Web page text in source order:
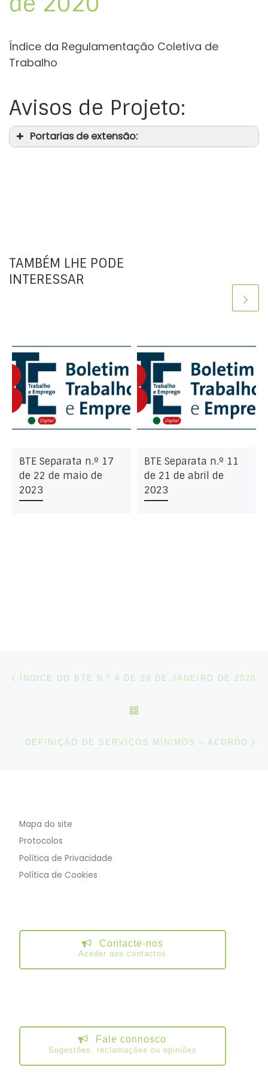
Índice da Regulamentação Coletiva de
Trabalho
Avisos de Projeto:
Portarias de extensão:
TAMBÉM LHE PODE
INTERESSAR
BTE Separata n.º 17
de 22 de maio de
2023
BTE Separata n.º 11
de 21 de abril de
2023
Post navigation
ÍNDICE DO BTE N.º 4 DE 29 DE JANEIRO DE 2020
DEFINIÇÃO DE SERVIÇOS MÍNIMOS – ACORDO
Mapa do site
Protocolos
Política de Privacidade
Política de Cookies
Contacte-nos
Aceder aos contactos
Fale connosco
Sugestões, reclamações ou opiniões